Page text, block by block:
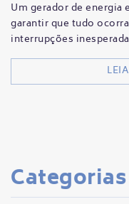
Um gerador de energia
garantir que tudo
interrupções
Categorias